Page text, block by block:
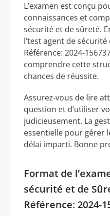
L’examen est conçu
connaissances et
sécurité et de sûreté.
l’test agent de
Référence: 2024-
comprendre cette
chances de réussite.
Assurez-vous de lire
question et d’utiliser
judicieusement. La
essentielle pour gérer
délai imparti. Bonne
Format de
sécurité et de
Référence: 2024-